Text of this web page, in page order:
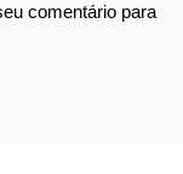
comentário para